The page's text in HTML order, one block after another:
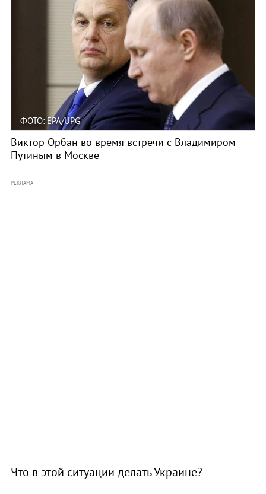
ФОТО: EPA/UPG
Виктор Орбан во время встречи с Владимиром
Путиным в Москве
РЕКЛАМА
Что в этой ситуации делать Украине?